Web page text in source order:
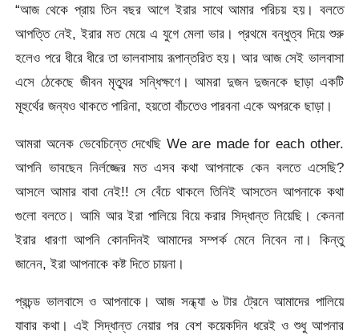
“আজ থেকে প্রায় তিন বছর আগে ইরার সাথে আমার পরিচয় হয়। বলতে
আপত্তি নেই, ইরার মত মেয়ে এ যুগে মেলা ভার। প্রথমে বন্ধুত্ব দিয়ে শুরু
হলেও পরে ধীরে ধীরে তা ভালবাসায় রূপান্তরিত হয়। আর আজ সেই ভালবাসা
এসে ঠেকেছে জীবন মৃত্যুর সন্ধিক্ষণে। আমরা দুজন দুজনকে ছাড়া একটি
মূহুর্থের জন্যও থাকতে পারিনা, হয়তো বাঁচতেও পারবনা একে অপরকে ছাড়া।
আমরা অনেক ভেবেচিন্তে দেখেছি We are made for each other.
আপনি ভাবছেন নির্লজ্জের মত এসব কথা আপনাকে কেন বলতে এসেছি?
আসলে আমার বাবা নেই!! সে বেঁচে থাকলে তিনিই আসতেন আপনাকে কথা
গুলো বলতে। আমি আর ইরা পালিয়ে বিয়ে করার সিদ্ধান্ত নিয়েছি। কেননা
ইরার ধারণা আপনি কোনদিনই আমাদের সম্পর্ক মেনে নিবেন না। কিন্তু
জানেন, ইরা আপনাকে কষ্ট দিতে চায়না।
প্রচন্ড ভালবাসে ও আপনাকে। আজ সন্ধ্যা ৬ টার ট্রেনে আমাদের পালিয়ে
যাবার কথা। এই সিদ্ধান্ত নেয়ার পর বেশ কয়েকদিন ধরেই ও শুধু আপনার